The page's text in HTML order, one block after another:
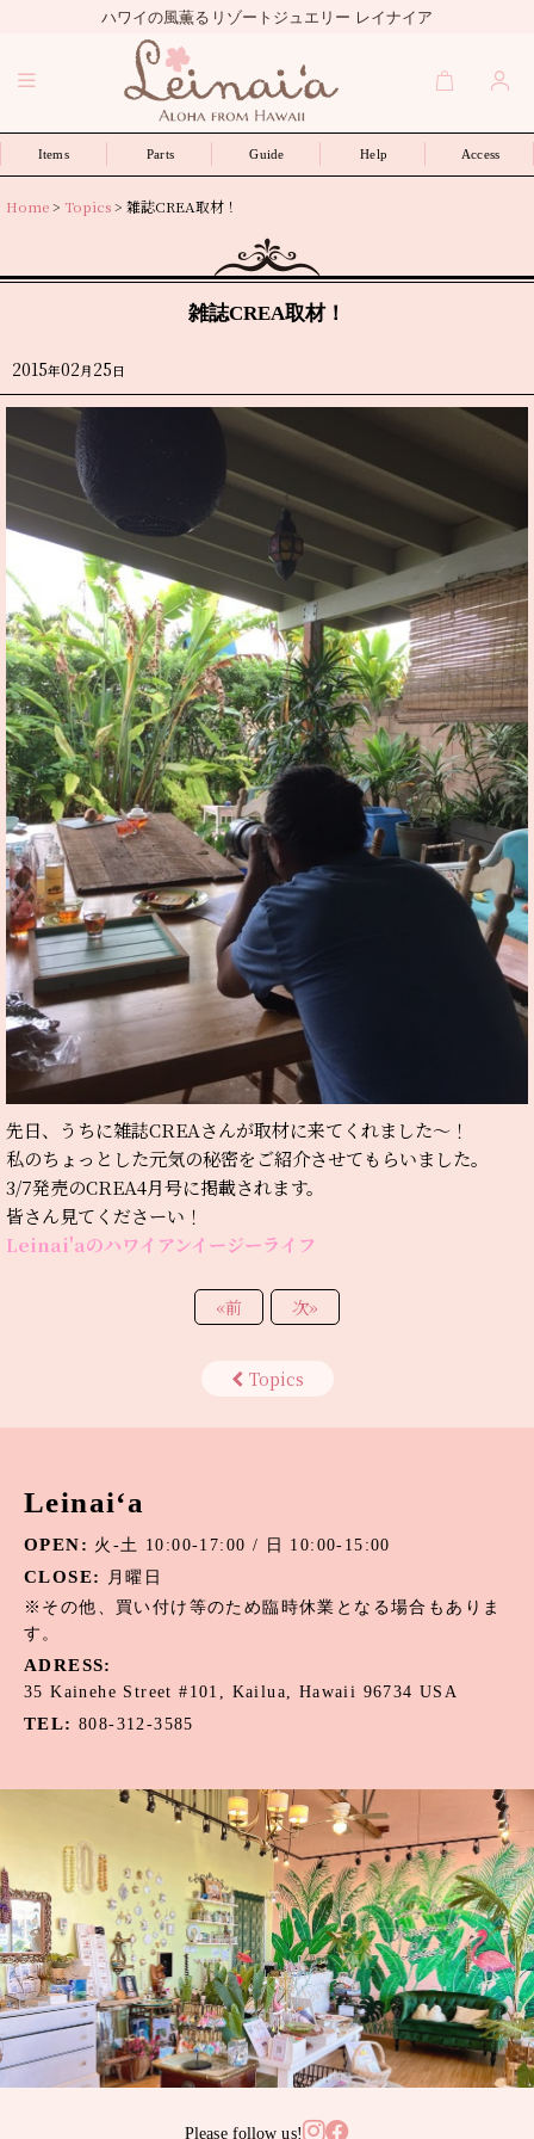
ハワイの風薫るリゾートジュエリー レイナイア
Items Parts Guide Help Access
Home> Topics> 雑誌CREA取材！
雑誌CREA取材！
2015年02月 25 日
先日、うちに雑誌CREAさんが取材に来てくれました～！
私のちょっとした元気の秘密をご紹介させてもらいました。
3/7発売のCREA4月号に掲載されます。
皆さん見てくださーい！
Leinai'aのハワイアンイージーライフ
«前 次»
Topics
Leinai‘a
OPEN: 火-土 10:00-17:00 / 日 10:00-15:00
CLOSE:
月曜日
※その他、買い付け等のため臨時休業となる場合もありま
す。
ADRESS:
35 Kainehe Street #101, Kailua, Hawaii 96734 USA
TEL: 808-312-3585
Please follow us!